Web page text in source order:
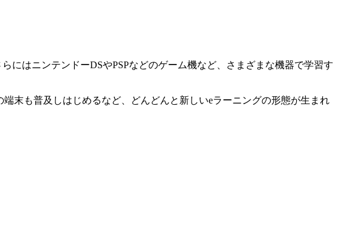
にはニンテンドーDSやPSPなどのゲーム機など、さまざまな機器で学習す
末も普及しはじめるなど、どんどんと新しいeラーニングの形態が生まれ